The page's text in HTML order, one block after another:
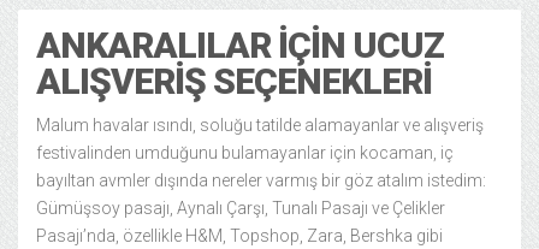
ANKARALILAR İÇIN UCUZ
ALIŞVERIŞ SEÇENEKLERI
Malum havalar ısındı, soluğu tatilde alamayanlar ve alışveriş
festivalinden umduğunu bulamayanlar için kocaman, iç
bayıltan avmler dışında nereler varmış bir göz atalım istedim:
Gümüşsoy pasajı, Aynalı Çarşı, Tunalı Pasajı ve Çelikler
Pasajı’nda, özellikle H&M, Topshop, Zara, Bershka gibi